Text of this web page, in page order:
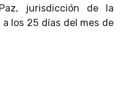
jurisdicción de la
los 25 días del mes de